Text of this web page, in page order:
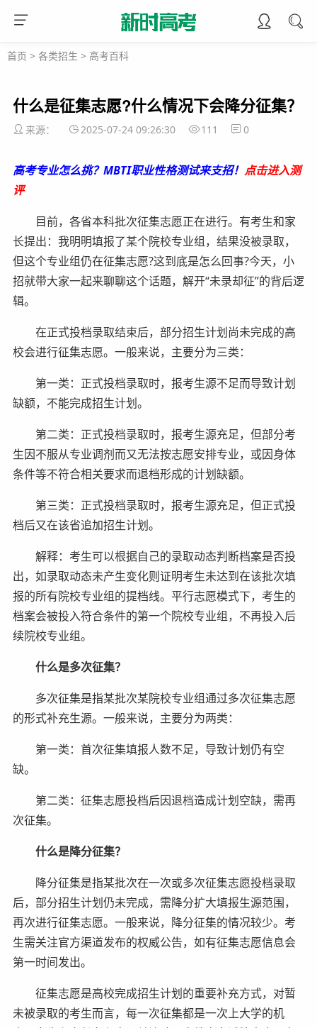
首页 > 各类招生 > 高考百科
什么是征集志愿?什么情况下会降分征集？
来源： 2025-07-24 09:26:30 111 0
高考专业怎么挑？MBTI职业性格测试来支招！ 点击进入测
评
目前，各省本科批次征集志愿正在进行。有考生和家
长提出：我明明填报了某个院校专业组，结果没被录取，
但这个专业组仍在征集志愿?这到底是怎么回事?今天，小
招就带大家一起来聊聊这个话题，解开“未录却征”的背后逻
辑。
在正式投档录取结束后，部分招生计划尚未完成的高
校会进行征集志愿。一般来说，主要分为三类：
第一类：正式投档录取时，报考生源不足而导致计划
缺额，不能完成招生计划。
第二类：正式投档录取时，报考生源充足，但部分考
生因不服从专业调剂而又无法按志愿安排专业，或因身体
条件等不符合相关要求而退档形成的计划缺额。
第三类：正式投档录取时，报考生源充足，但正式投
档后又在该省追加招生计划。
解释：考生可以根据自己的录取动态判断档案是否投
出，如录取动态未产生变化则证明考生未达到在该批次填
报的所有院校专业组的提档线。平行志愿模式下，考生的
档案会被投入符合条件的第一个院校专业组，不再投入后
续院校专业组。
什么是多次征集？
多次征集是指某批次某院校专业组通过多次征集志愿
的形式补充生源。一般来说，主要分为两类：
第一类：首次征集填报人数不足，导致计划仍有空
缺。
第二类：征集志愿投档后因退档造成计划空缺，需再
次征集。
什么是降分征集？
降分征集是指某批次在一次或多次征集志愿投档录取
后，部分招生计划仍未完成，需降分扩大填报生源范围，
再次进行征集志愿。一般来说，降分征集的情况较少。考
生需关注官方渠道发布的权威公告，如有征集志愿信息会
第一时间发出。
征集志愿是高校完成招生计划的重要补充方式，对暂
未被录取的考生而言，每一次征集都是一次上大学的机